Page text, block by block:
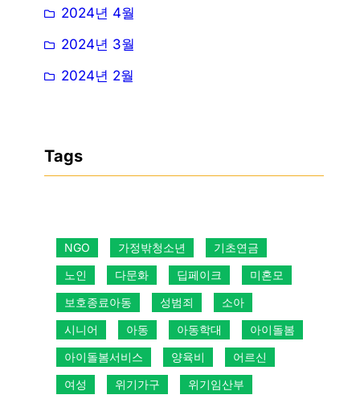
2024년 4월
2024년 3월
2024년 2월
Tags
NGO 가정밖청소년
기초연금
노인
다문화 딥페이크
미혼모
보호종료아동
성범죄
소아
시니어
아동 아동학대
아이돌봄
아이돌봄서비스
양육비
어르신
여성
위기가구
위기임산부